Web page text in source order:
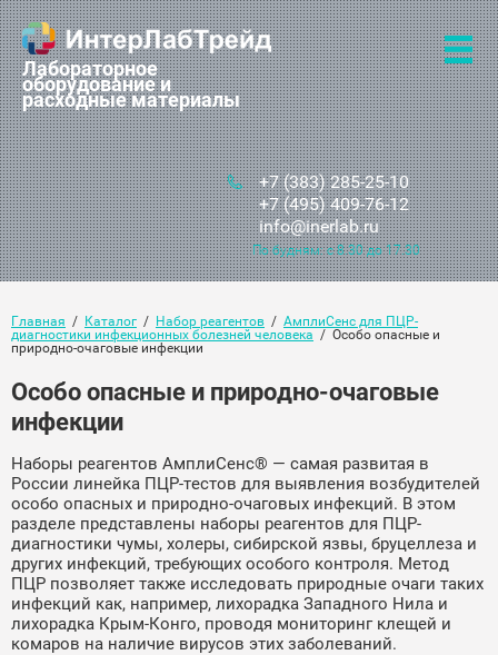
Лабораторное
оборудование и
расходные материалы
+7 (383) 285-25-10
+7 (495) 409-76-12
info@inerlab.ru
По будням: с 8.30 до 17.30
Главная
  /
Каталог
  /
Набор реагентов
  /
АмплиСенс для ПЦР-
диагностики инфекционных болезней человека
  /  Особо опасные и
природно-очаговые инфекции
Особо опасные и природно-очаговые
инфекции
Наборы реагентов АмплиСенс® — самая развитая в
России линейка ПЦР-тестов для выявления возбудителей
особо опасных и природно-очаговых инфекций. В этом
разделе представлены наборы реагентов для ПЦР-
диагностики чумы, холеры, сибирской язвы, бруцеллеза и
других инфекций, требующих особого контроля. Метод
ПЦР позволяет также исследовать природные очаги таких
инфекций как, например, лихорадка Западного Нила и
лихорадка Крым-Конго, проводя мониторинг клещей и
комаров на наличие вирусов этих заболеваний.